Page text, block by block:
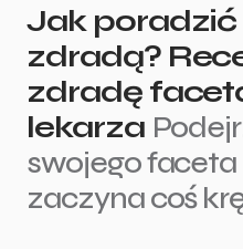
Jak poradzić
zdradą?
zdradę
lekarza
swojego
zaczyna coś